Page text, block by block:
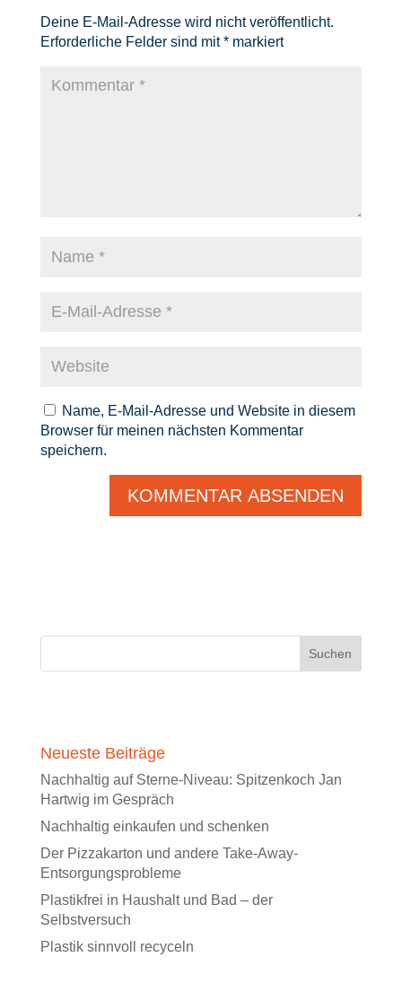
Deine E-Mail-Adresse wird nicht veröffentlicht.
Erforderliche Felder sind mit*markiert
Name, E-Mail-Adresse und Website in diesem
Browser für meinen nächsten Kommentar
speichern.
Neueste Beiträge
Nachhaltig auf Sterne-Niveau: Spitzenkoch Jan
Hartwig im Gespräch
Nachhaltig einkaufen und schenken
Der Pizzakarton und andere Take-Away-
Entsorgungsprobleme
Plastikfrei in Haushalt und Bad – der
Selbstversuch
Plastik sinnvoll recyceln